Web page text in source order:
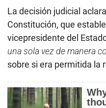
La decisión judicial
Constitución, que
vicepresidente del
una sola vez de manera
sobre si era permitida la